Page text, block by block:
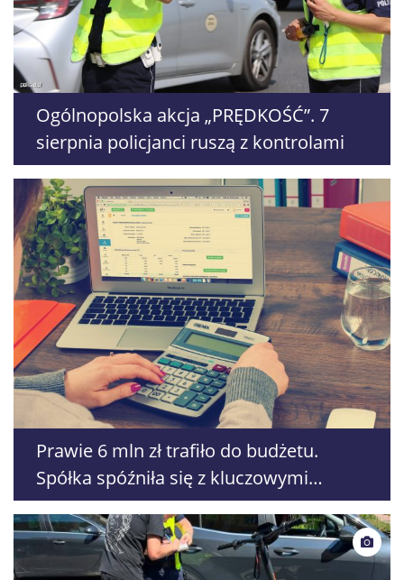
Ogólnopolska akcja „PRĘDKOŚĆ”. 7
sierpnia policjanci ruszą z kontrolami
Prawie 6 mln zł trafiło do budżetu.
Spółka spóźniła się z kluczowymi
oświadczeniami